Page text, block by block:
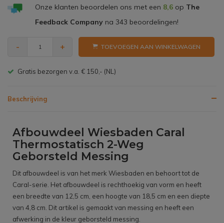
Onze klanten beoordelen ons met een 8,6op The
Feedback Companyna 343 beoordelingen!
- + TOEVOEGEN AAN WINKELWAGEN
Gratis bezorgen v.a. € 150,- (NL)
Beschrijving
Afbouwdeel Wiesbaden Caral
Thermostatisch 2-Weg
Geborsteld Messing
Dit afbouwdeel is van het merk Wiesbaden en behoort tot de
Caral-serie. Het afbouwdeel is rechthoekig van vorm en heeft
een breedte van 12,5 cm, een hoogte van 18,5 cm en een diepte
van 4,8 cm. Dit artikel is gemaakt van messing en heeft een
afwerking in de kleur geborsteld messing.